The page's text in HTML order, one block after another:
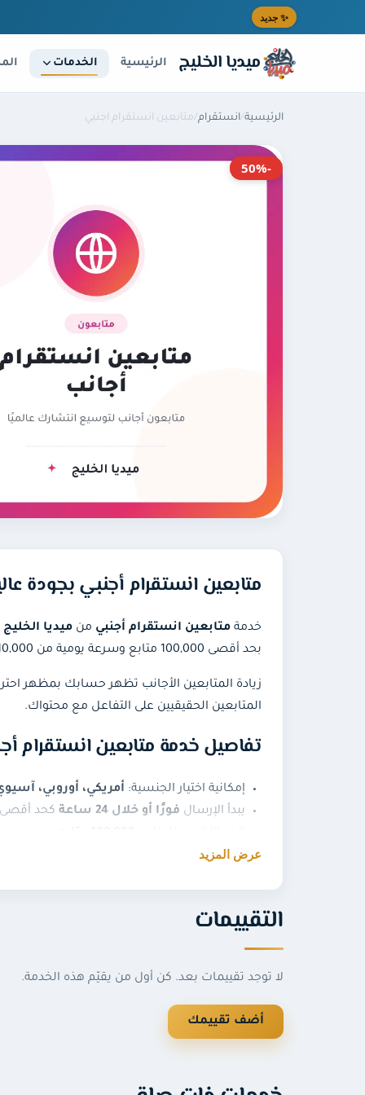
تخطى إلى المحتوى الرئيسي
✨ جديد
ميديا الخليج الرئيسية الخدمات
الرئيسية/انستقرام/متابعين انستقرام اجنبي
-50%
متابعين انستقرام أجنبي بجودة
خدمة متابعين انستقرام أجنبي من ميديا الخليج
بحد أقصى 100,000 متابع وسرعة يومية من 10,000 إلى 20,000 متابع، مع تعويض أي نقص لمدة 60 يومًا.
زيادة المتابعين الأجانب تظهر حسابك بمظهر
المتابعين الحقيقيين على التفاعل مع محتواك.
تفاصيل خدمة متابعين انستقرام
إمكانية اختيار الجنسية: أمريكي، أوروبي،
يبدأ الإرسال فورًا أو خلال 24 ساعة
كحد
السرعة اليومية: من
تعويض أي نقص
شروط الخدمة
يرجى عدم إنشاء طلب جديد لنفس الحساب قبل
عرض المزيد
التقييمات
لا توجد تقييمات بعد. كن أول من يقيّم هذه الخدمة.
أضف تقييمك